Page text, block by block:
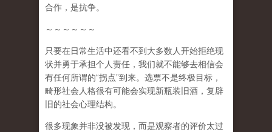
合作，是抗争。
～～～～～～
只要在日常生活中还看不到大多数人开始拒绝现
状并勇于承担个人责任，我们就不能够去相信会
有任何所谓的“拐点”到来。选票不是终极目标，
畸形社会人格很有可能会实现新瓶装旧酒，复辟
旧的社会心理结构。
很多现象并非没被发现，而是观察者的评价太过